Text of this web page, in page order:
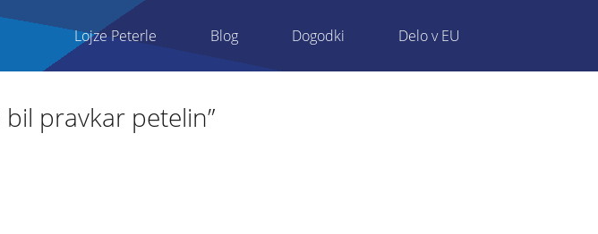
Lojze Peterle Blog Dogodki Delo v EU
pravkar petelin”